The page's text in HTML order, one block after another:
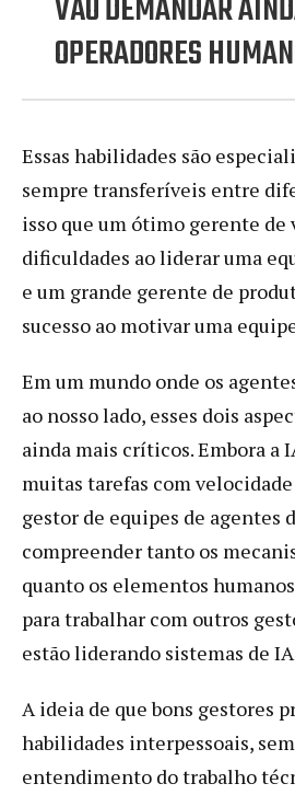
VÃO DEMANDAR
OPERADORES
Essas habilidades são
sempre transferíveis entre
isso que um ótimo gerente de
dificuldades ao liderar uma
e um grande gerente de
sucesso ao motivar uma
Em um mundo onde os
ao nosso lado, esses dois
ainda mais críticos. Embora a
muitas tarefas com
gestor de equipes de agentes
compreender tanto os
quanto os elementos
para trabalhar com outros
estão liderando sistemas de
A ideia de que bons gestores
habilidades interpessoais,
entendimento do trabalho